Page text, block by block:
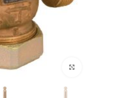
برای بزرگنمایی کلیک کنید